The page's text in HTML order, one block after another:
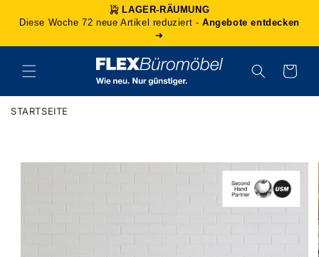
LAGER-RÄUMUNG
Diese Woche 72 neue Artikel reduziert -Angebote entdecken
➜
zum
Inhalt
Warenkorb
STARTSEITE